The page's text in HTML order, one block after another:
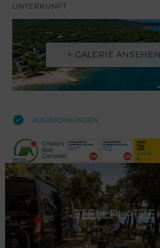
UNTERKUNFT
+ GALERIE ANSEHEN
AUSZEICHNUNGEN
STELLPLÄTZE